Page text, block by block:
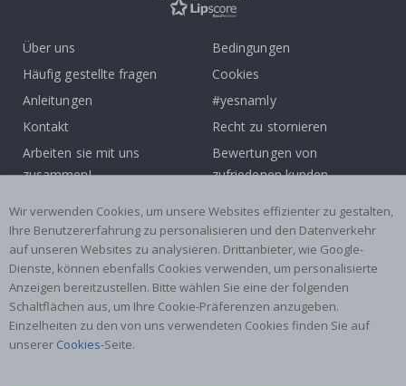
Über uns
Häufig gestellte fragen
Anleitungen
Kontakt
Arbeiten sie mit uns
zusammen!
Bedingungen
Cookies
#yesnamly
Recht zu stornieren
Bewertungen von
zufriedenen kunden
Beliebte Kategorien
Namensaufkleber
Wandtattoos
Fliesenaufkleber
Poster
Aufkleber
Klebefolie
Wir verwenden Cookies, um unsere Websites effizienter zu gestalten,
Ihre Benutzererfahrung zu personalisieren und den Datenverkehr
auf unseren Websites zu analysieren. Drittanbieter, wie Google-
Dienste, können ebenfalls Cookies verwenden, um personalisierte
Anzeigen bereitzustellen. Bitte wählen Sie eine der folgenden
Schaltflächen aus, um Ihre Cookie-Präferenzen anzugeben.
Einzelheiten zu den von uns verwendeten Cookies finden Sie auf
unserer Cookies-Seite.